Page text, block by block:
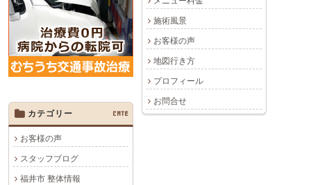
施術風景
お客様の声
地図行き方
プロフィール
お問合せ
カテゴリー
CATE
お客様の声
スタッフブログ
福井市 整体情報